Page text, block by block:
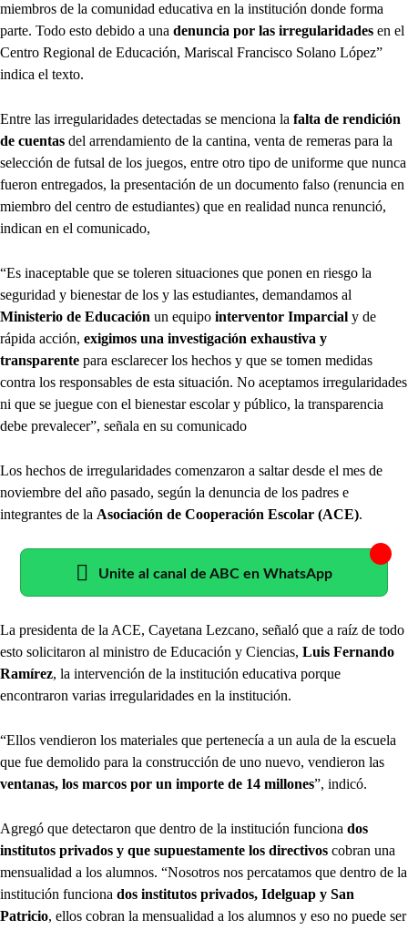
miembros de la comunidad educativa en la institución donde forma
parte. Todo esto debido a una denuncia por las irregularidades en el
Centro Regional de Educación, Mariscal Francisco Solano López”
indica el texto.
Entre las irregularidades detectadas se menciona la falta de rendición
de cuentas del arrendamiento de la cantina, venta de remeras para la
selección de futsal de los juegos, entre otro tipo de uniforme que nunca
fueron entregados, la presentación de un documento falso (renuncia en
miembro del centro de estudiantes) que en realidad nunca renunció,
indican en el comunicado,
“Es inaceptable que se toleren situaciones que ponen en riesgo la
seguridad y bienestar de los y las estudiantes, demandamos al
Ministerio de Educación un equipo interventor Imparcial y de
rápida acción, exigimos una investigación exhaustiva y
transparente para esclarecer los hechos y que se tomen medidas
contra los responsables de esta situación. No aceptamos irregularidades
ni que se juegue con el bienestar escolar y público, la transparencia
debe prevalecer”, señala en su comunicado
Los hechos de irregularidades comenzaron a saltar desde el mes de
noviembre del año pasado, según la denuncia de los padres e
integrantes de la Asociación de Cooperación Escolar (ACE).
Unite al canal de ABC en WhatsApp
La presidenta de la ACE, Cayetana Lezcano, señaló que a raíz de todo
esto solicitaron al ministro de Educación y Ciencias, Luis Fernando
Ramírez, la intervención de la institución educativa porque
encontraron varias irregularidades en la institución.
“Ellos vendieron los materiales que pertenecía a un aula de la escuela
que fue demolido para la construcción de uno nuevo, vendieron las
ventanas, los marcos por un importe de 14 millones”, indicó.
Agregó que detectaron que dentro de la institución funciona dos
institutos privados y que supuestamente los directivos cobran una
mensualidad a los alumnos. “Nosotros nos percatamos que dentro de la
institución funciona dos institutos privados, Idelguap y San
Patricio, ellos cobran la mensualidad a los alumnos y eso no puede ser